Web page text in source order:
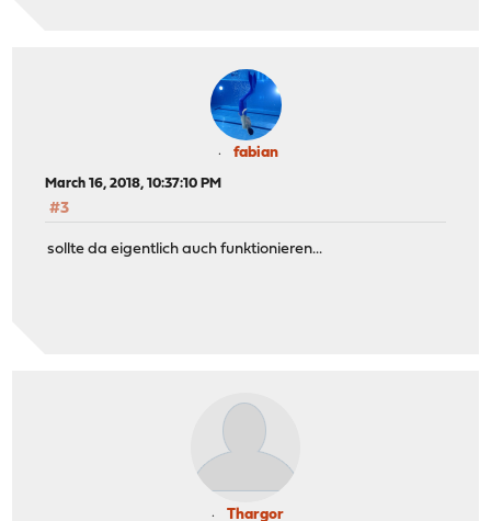
fabian
March 16, 2018, 10:37:10 PM
#3
sollte da eigentlich auch funktionieren...
Thargor